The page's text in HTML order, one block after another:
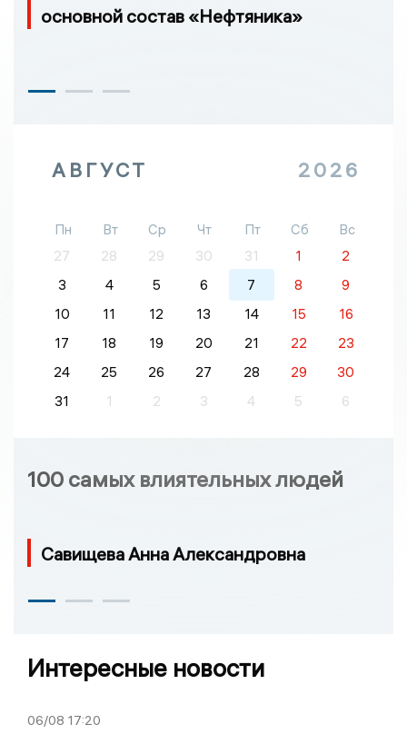
основной состав «Нефтяника»
АВГУСТ 2026
Пн Вт Ср Чт Пт Сб
Вс
27
28 29 30 31 1
2
3
4 5 6 7 8
9
10
11 12 13 14 15
16
17
18 19 20 21 22
23
24
25 26 27 28 29
30
31
1 2 3 4 5 6
100 самых влиятельных людей
Савищева Анна Александровна
Интересные новости
06/08 17:20